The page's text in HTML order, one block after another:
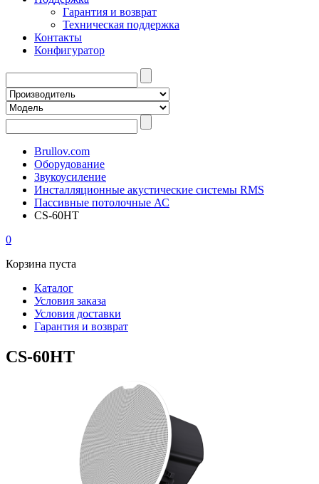
Гарантия и возврат
Техническая поддержка
Контакты
Конфигуратор
Brullov.com
Оборудование
Звукоусиление
Инсталляционные акустические системы RMS
Пассивные потолочные АС
CS-60HT
0
Корзина пуста
Каталог
Условия заказа
Условия доставки
Гарантия и возврат
CS-60HT